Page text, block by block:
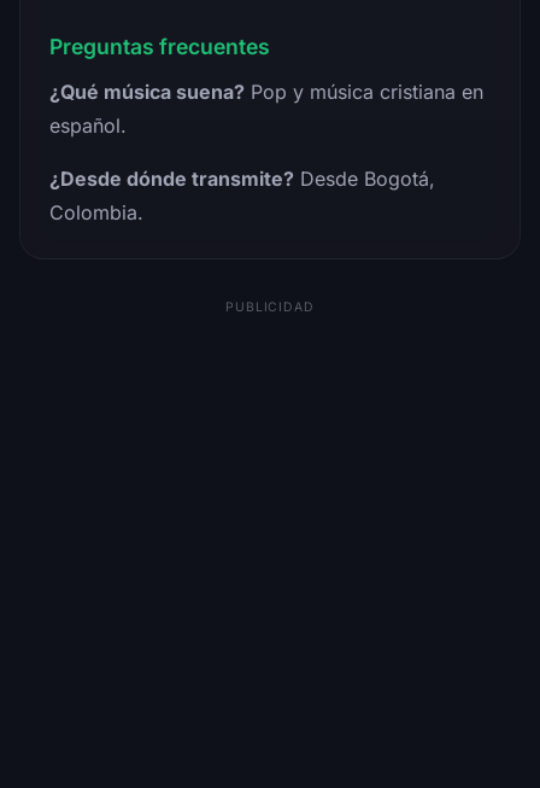
Preguntas frecuentes
¿Qué música suena? Pop y música cristiana en
español.
¿Desde dónde transmite? Desde Bogotá,
Colombia.
PUBLICIDAD